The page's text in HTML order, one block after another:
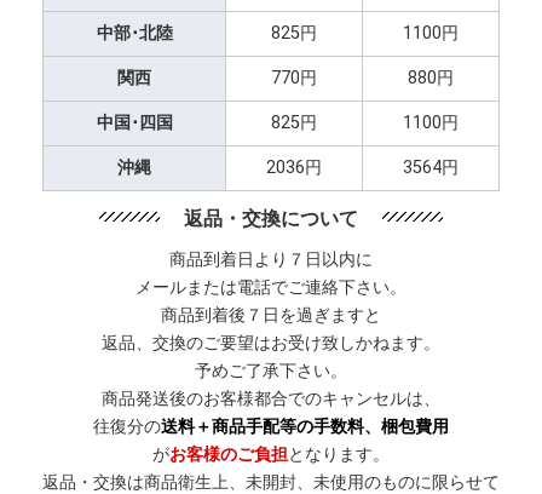
中部･北陸 825円 1100円
関西 770円 880円
中国･四国 825円 1100円
沖縄 2036円 3564円
返品・交換について
商品到着日より７日以内に
メールまたは電話でご連絡下さい。
商品到着後７日を過ぎますと
返品、交換のご要望はお受け致しかねます。
予めご了承下さい。
商品発送後のお客様都合でのキャンセルは、
往復分の送料＋商品手配等の手数料、梱包費用
がお客様のご負担となります。
返品・交換は商品衛生上、未開封、未使用のものに限らせて